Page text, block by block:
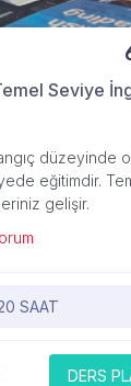
Seviye
düzeyinde
eğitimdir.
gelişir.
SAAT
DERS